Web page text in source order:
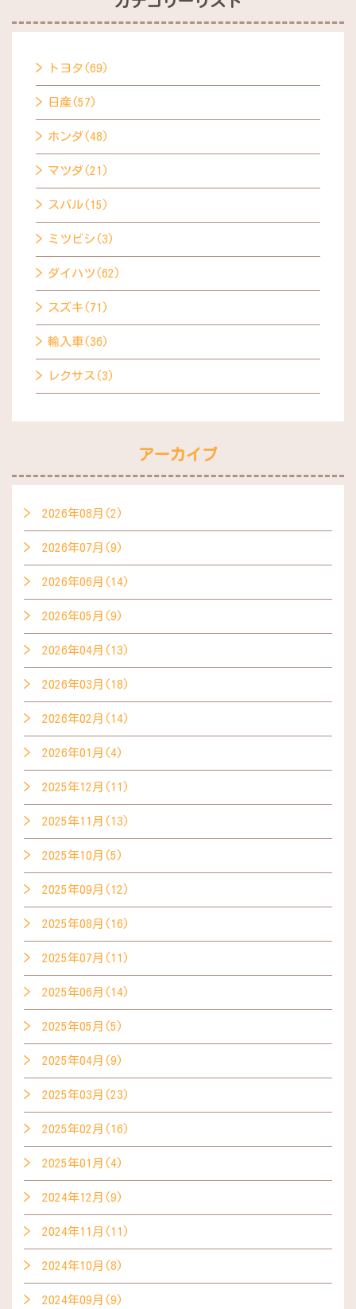
トヨタ(69)
日産(57)
ホンダ(48)
マツダ(21)
スバル(15)
ミツビシ(3)
ダイハツ(62)
スズキ(71)
輸入車(36)
レクサス(3)
アーカイブ
2026年08月(2)
2026年07月(9)
2026年06月(14)
2026年05月(9)
2026年04月(13)
2026年03月(18)
2026年02月(14)
2026年01月(4)
2025年12月(11)
2025年11月(13)
2025年10月(5)
2025年09月(12)
2025年08月(16)
2025年07月(11)
2025年06月(14)
2025年05月(5)
2025年04月(9)
2025年03月(23)
2025年02月(16)
2025年01月(4)
2024年12月(9)
2024年11月(11)
2024年10月(8)
2024年09月(9)